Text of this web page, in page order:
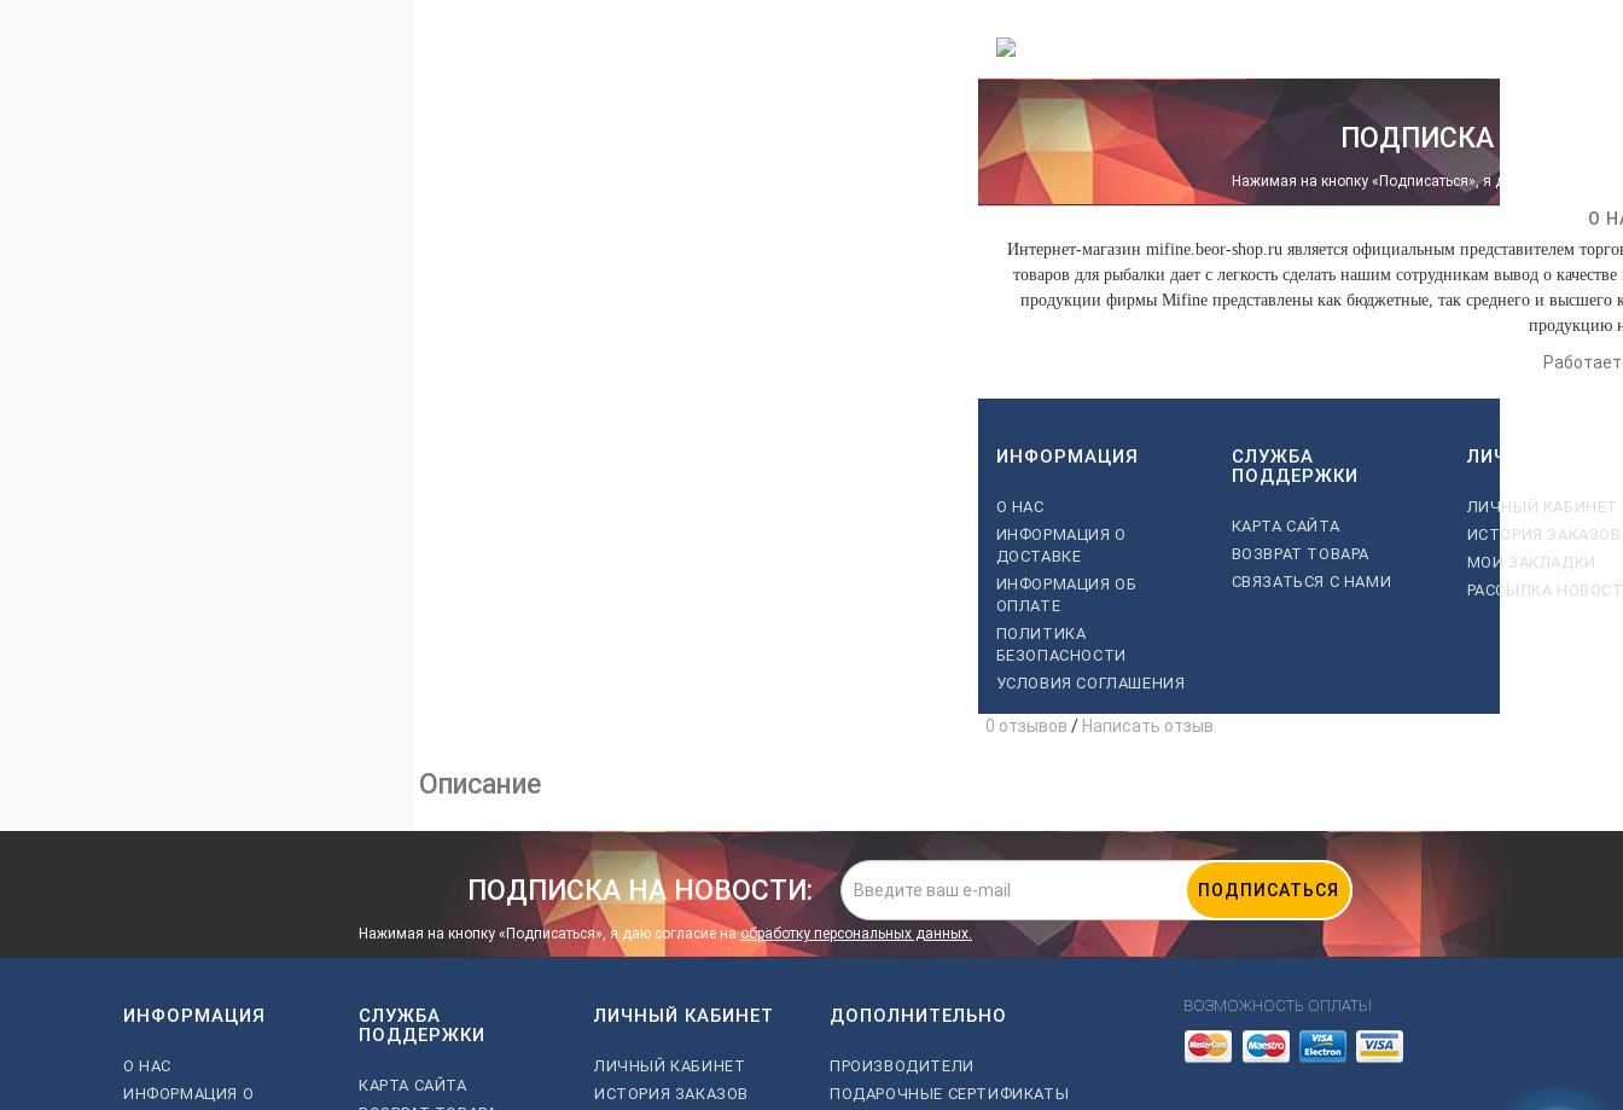
ПОДПИСКА НА
Нажимая на кнопку «Подписаться», я даю cогласие на
О
Интернет-магазин mifine.beor-shop.ru является официальным представителем
товаров для рыбалки дает с легкость сделать нашим сотрудникам вывод о
продукции фирмы Mifine представлены как бюджетные, так среднего и высшего
продукцию
ИНФОРМАЦИЯ
О НАС
ИНФОРМАЦИЯ О
ДОСТАВКЕ
ИНФОРМАЦИЯ ОБ
ОПЛАТЕ
ПОЛИТИКА
БЕЗОПАСНОСТИ
УСЛОВИЯ СОГЛАШЕНИЯ
СЛУЖБА
ПОДДЕРЖКИ
КАРТА САЙТА
ВОЗВРАТ ТОВАРА
СВЯЗАТЬСЯ С НАМИ
ЛИЧНЫЙ
ЛИЧНЫЙ КАБИНЕТ
ИСТОРИЯ ЗАКАЗОВ
МОИ ЗАКЛАДКИ
РАССЫЛКА
0 отзывов / Написать отзыв
Описание
ПОДПИСКА НА НОВОСТИ: ПОДПИСАТЬСЯ
Нажимая на кнопку «Подписаться», я даю cогласие наобработку персональных данных.
ИНФОРМАЦИЯ
О НАС
ИНФОРМАЦИЯ О
СЛУЖБА
ПОДДЕРЖКИ
КАРТА САЙТА
ЛИЧНЫЙ КАБИНЕТ
ЛИЧНЫЙ КАБИНЕТ
ИСТОРИЯ ЗАКАЗОВ
ДОПОЛНИТЕЛЬНО
ПРОИЗВОДИТЕЛИ
ПОДАРОЧНЫЕ СЕРТИФИКАТЫ
ВОЗМОЖНОСТЬ ОПЛАТЫ